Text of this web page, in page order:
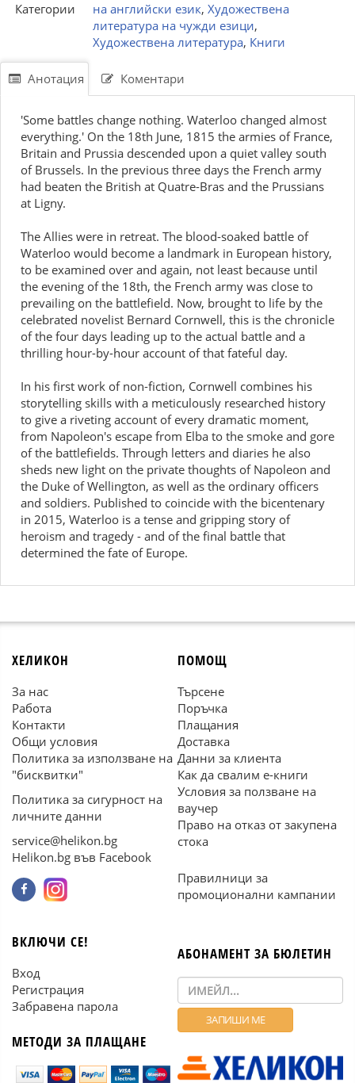
Категории
на английски език, Художествена
литература на чужди езици,
Художествена литература, Книги
Анотация Коментари
'Some battles change nothing. Waterloo changed almost
everything.' On the 18th June, 1815 the armies of France,
Britain and Prussia descended upon a quiet valley south
of Brussels. In the previous three days the French army
had beaten the British at Quatre-Bras and the Prussians
at Ligny.
The Allies were in retreat. The blood-soaked battle of
Waterloo would become a landmark in European history,
to be examined over and again, not least because until
the evening of the 18th, the French army was close to
prevailing on the battlefield. Now, brought to life by the
celebrated novelist Bernard Cornwell, this is the chronicle
of the four days leading up to the actual battle and a
thrilling hour-by-hour account of that fateful day.
In his first work of non-fiction, Cornwell combines his
storytelling skills with a meticulously researched history
to give a riveting account of every dramatic moment,
from Napoleon's escape from Elba to the smoke and gore
of the battlefields. Through letters and diaries he also
sheds new light on the private thoughts of Napoleon and
the Duke of Wellington, as well as the ordinary officers
and soldiers. Published to coincide with the bicentenary
in 2015, Waterloo is a tense and gripping story of
heroism and tragedy - and of the final battle that
determined the fate of Europe.
ХЕЛИКОН
За нас
Работа
Контакти
Общи условия
Политика за използване на
"бисквитки"
Политика за сигурност на
личните данни
service@helikon.bg
Helikon.bg във Facebook
ПОМОЩ
Търсене
Поръчка
Плащания
Доставка
Данни за клиента
Как да свалим е-книги
Условия за ползване на
ваучер
Право на отказ от закупена
стока
Правилници за
промоционални кампании
ВКЛЮЧИ СЕ!
Вход
Регистрация
Забравена парола
МЕТОДИ ЗА ПЛАЩАНЕ
АБОНАМЕНТ ЗА БЮЛЕТИН